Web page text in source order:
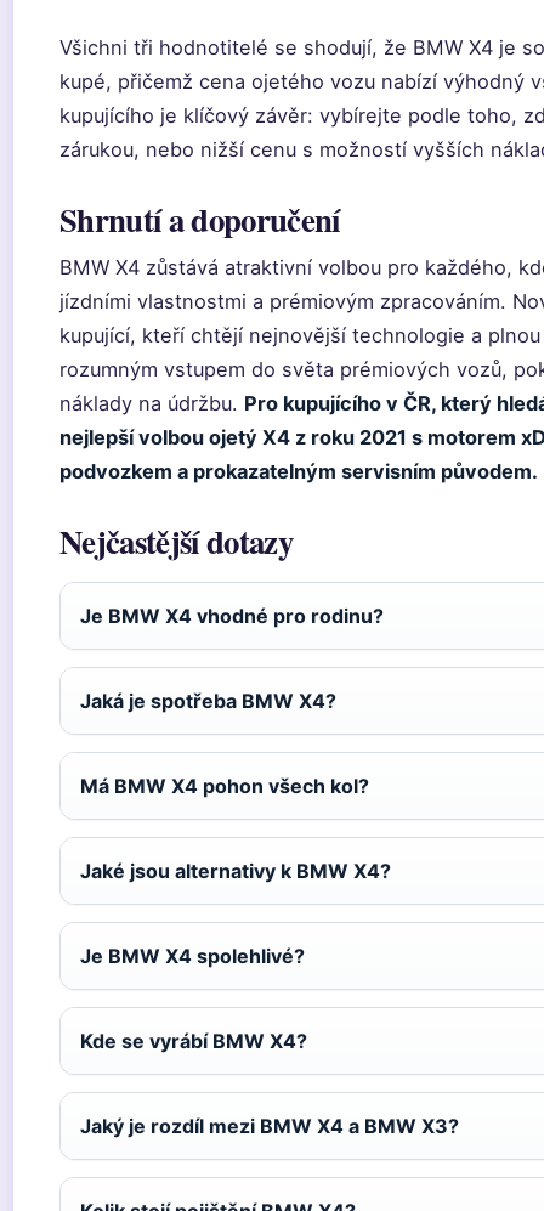
Všichni tři hodnotitelé se shodují, že BMW X4 je
kupé, přičemž cena ojetého vozu nabízí výhodný
kupujícího je klíčový závěr: vybírejte podle toho,
zárukou, nebo nižší cenu s možností vyšších
Shrnutí a doporučení
BMW X4 zůstává atraktivní volbou pro každého,
jízdními vlastnostmi a prémiovým zpracováním.
kupující, kteří chtějí nejnovější technologie a
rozumným vstupem do světa prémiových vozů,
náklady na údržbu. Pro kupujícího v ČR, který
nejlepší volbou ojetý X4 z roku 2021 s motorem
podvozkem a prokazatelným servisním původem.
Nejčastější dotazy
Je BMW X4 vhodné pro rodinu?
Jaká je spotřeba BMW X4?
Má BMW X4 pohon všech kol?
Jaké jsou alternativy k BMW X4?
Je BMW X4 spolehlivé?
Kde se vyrábí BMW X4?
Jaký je rozdíl mezi BMW X4 a BMW X3?